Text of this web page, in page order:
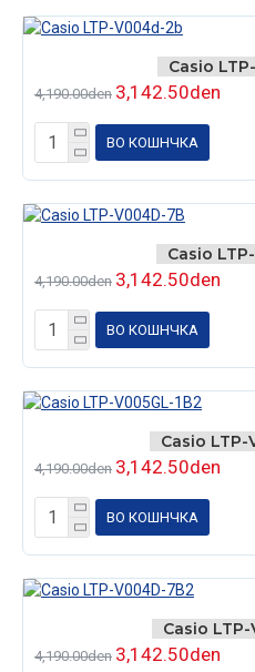
Casio
4,190.00den 3,142.50den
ВО КОШНЧКА
Casio
4,190.00den 3,142.50den
ВО КОШНЧКА
Casio LTP-
4,190.00den 3,142.50den
ВО КОШНЧКА
Casio
4,190.00den 3,142.50den